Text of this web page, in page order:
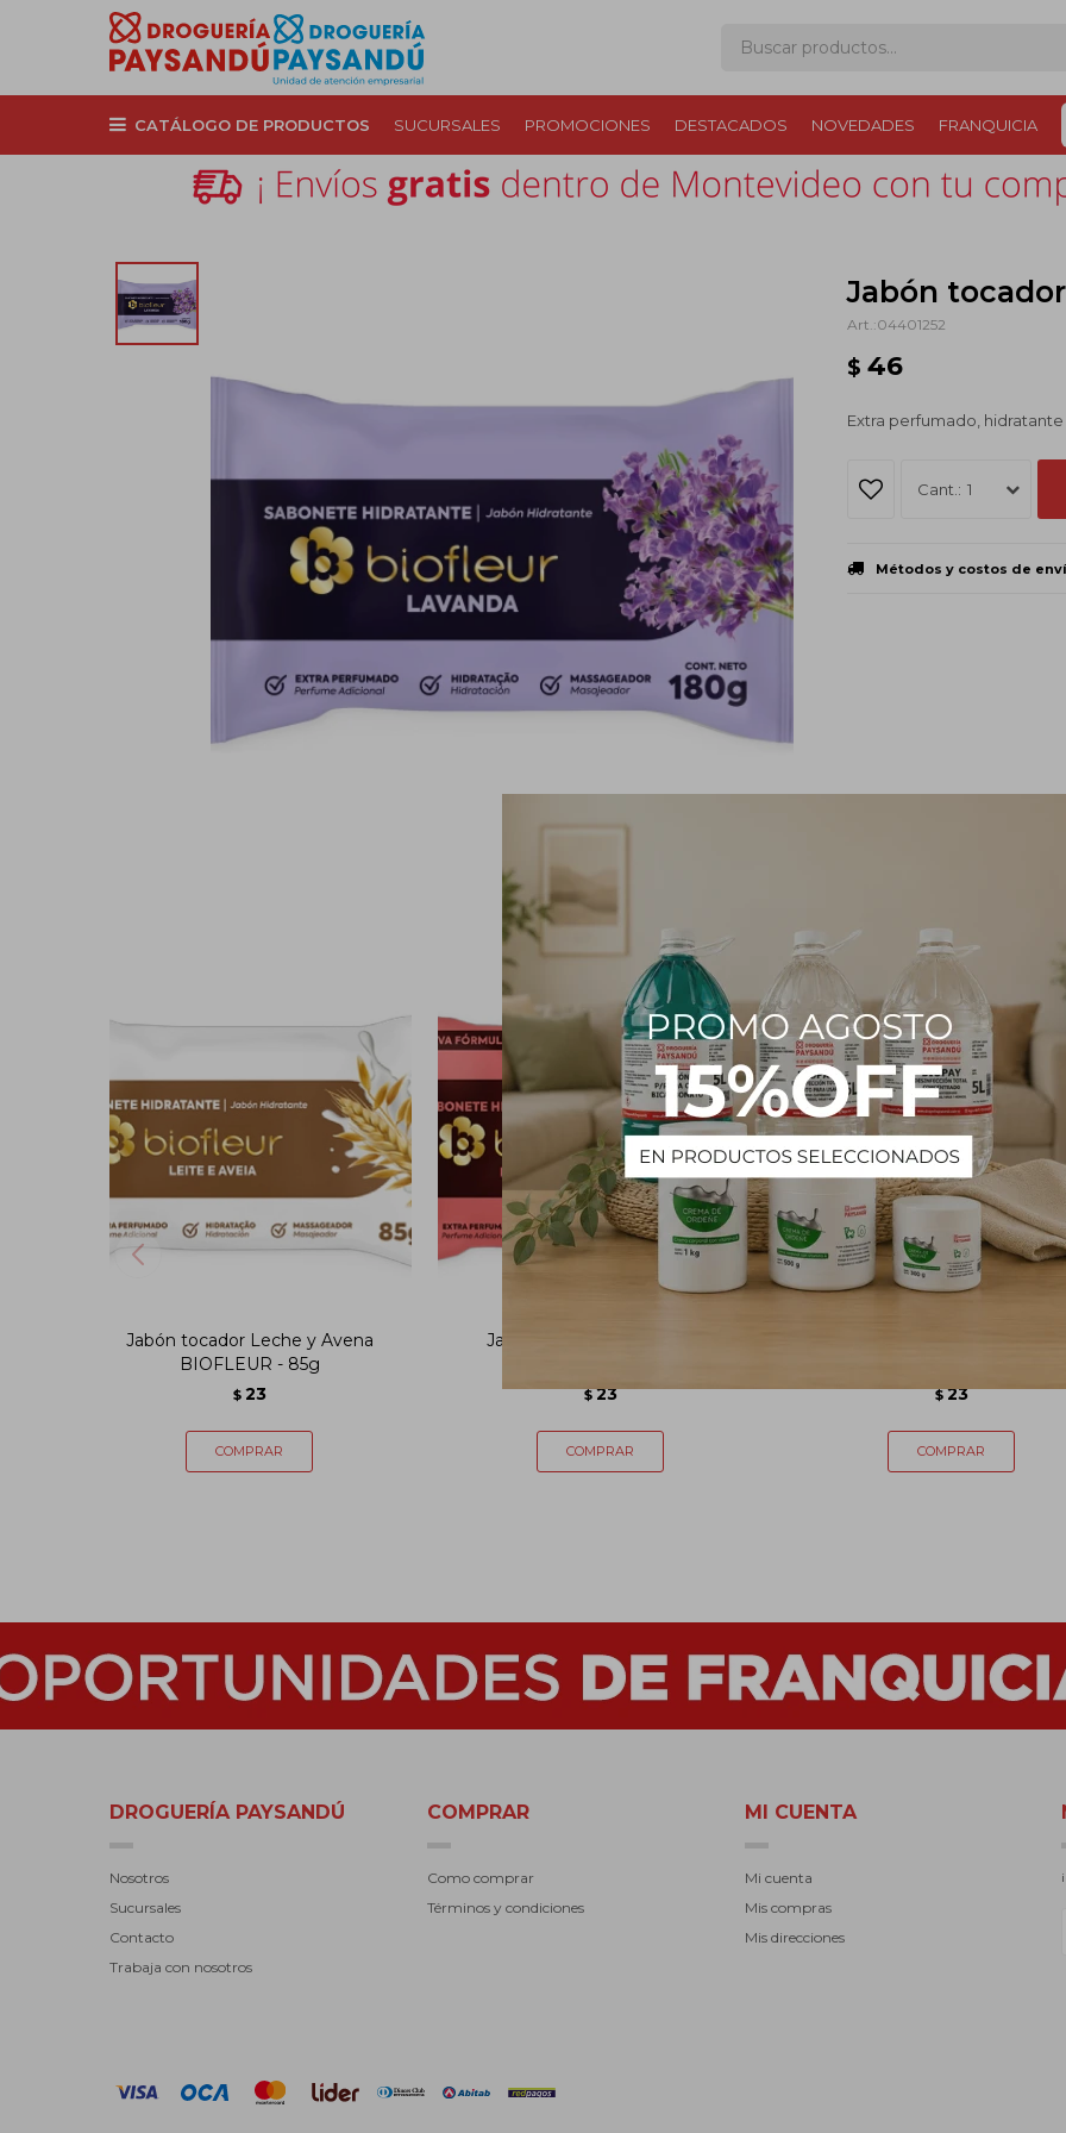
CATÁLOGO DE PRODUCTOS SUCURSALES PROMOCIONES DESTACADOS NOVEDADES FRANQUICIA
Jabón tocador
04401252
$ 46
Extra perfumado,
1
Métodos y costos de
PRODUCTOS QUE TE PUEDEN INTERESAR
Jabón tocador Leche y Avena
BIOFLEUR - 85g
$ 23
Jabón tocador Frutos Rojos
$ 23 $ 23
DROGUERÍA PAYSANDÚ
Nosotros
Sucursales
Contacto
Trabaja con nosotros
COMPRAR
Como comprar
Términos y condiciones
MI CUENTA
Mi cuenta
Mis compras
Mis direcciones